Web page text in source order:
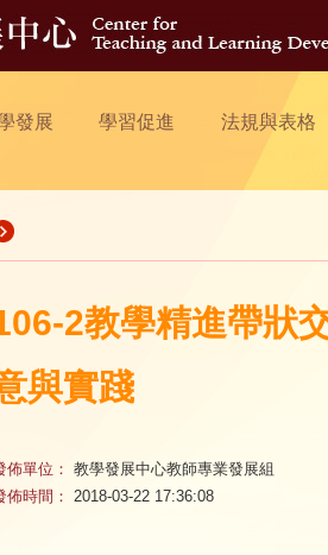
發展 學習促進 法規與表格
2教學精進帶狀
與實踐
佈單位： 教學發展中心教師專業發展組
佈時間： 2018-03-22 17:36:08